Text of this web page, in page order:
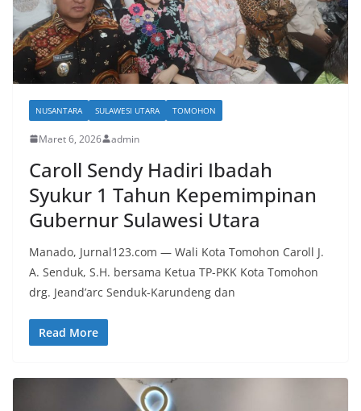
NUSANTARA SULAWESI UTARA TOMOHON
Maret 6, 2026 admin
Caroll Sendy Hadiri Ibadah
Syukur 1 Tahun Kepemimpinan
Gubernur Sulawesi Utara
Manado, Jurnal123.com — Wali Kota Tomohon Caroll J.
A. Senduk, S.H. bersama Ketua TP-PKK Kota Tomohon
drg. Jeand’arc Senduk-Karundeng dan
Read More